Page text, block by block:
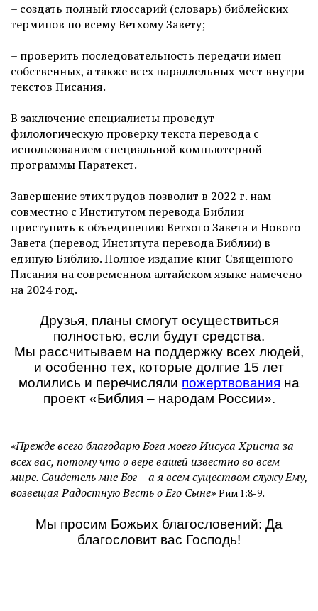
– создать полный глоссарий (словарь) библейских
терминов по всему Ветхому Завету;
– проверить последовательность передачи имен
собственных, а также всех параллельных мест внутри
текстов Писания.
В заключение специалисты проведут
филологическую проверку текста перевода с
использованием специальной компьютерной
программы Паратекст.
Завершение этих трудов позволит в 2022 г. нам
совместно с Институтом перевода Библии
приступить к объединению Ветхого Завета и Нового
Завета (перевод Института перевода Библии) в
единую Библию. Полное издание книг Священного
Писания на современном алтайском языке намечено
на 2024 год.
Друзья, планы смогут осуществиться
полностью, если будут средства.
Мы рассчитываем на поддержку всех людей,
и особенно тех, которые долгие 15 лет
молились и перечисляли пожертвования на
проект «Библия – народам России».
«Прежде всего благодарю Бога моего Иисуса Христа за
всех вас, потому что о вере вашей известно во всем
мире. Свидетель мне Бог – а я всем существом служу Ему,
возвещая Радостную Весть о Его Сыне» Рим 1:8-9.
Мы просим Божьих благословений: Да
благословит вас Господь!